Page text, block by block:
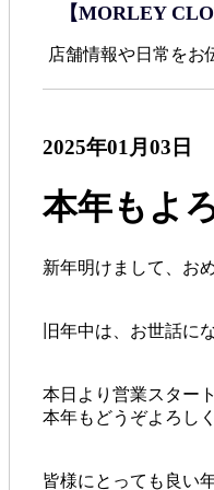
【MORLEY
店舗情報や日常をお
2025年01月03日
本年もよ
新年明けまして、お
旧年中は、お世話に
本日より営業スター
本年もどうぞよろし
皆様にとっても良い